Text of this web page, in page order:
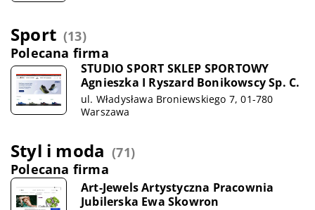
Sport (13)
Polecana firma
STUDIO SPORT SKLEP SPORTOWY
Agnieszka I Ryszard Bonikowscy Sp. C.
ul. Władysława Broniewskiego 7, 01-780
Warszawa
Styl i moda (71)
Polecana firma
Art-Jewels Artystyczna Pracownia
Jubilerska Ewa Skowron